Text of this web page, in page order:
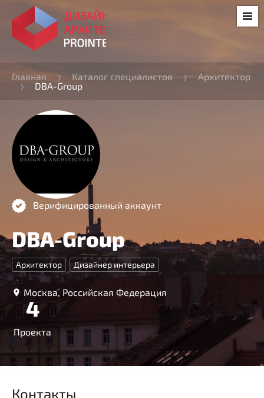
Главная Каталог специалистов
Архитектор
DBA-Group
Верифицированный аккаунт
DBA-Group
Архитектор Дизайнер интерьера
Москва, Российская Федерация
4
Проекта
Контакты